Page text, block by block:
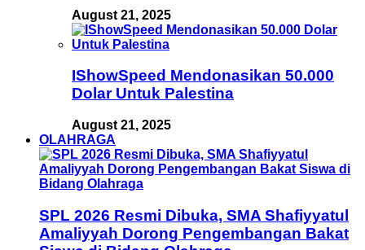
August 21, 2025
IShowSpeed Mendonasikan 50.000
Dolar Untuk Palestina
August 21, 2025
OLAHRAGA
SPL 2026 Resmi Dibuka, SMA Shafiyyatul
Amaliyyah Dorong Pengembangan Bakat